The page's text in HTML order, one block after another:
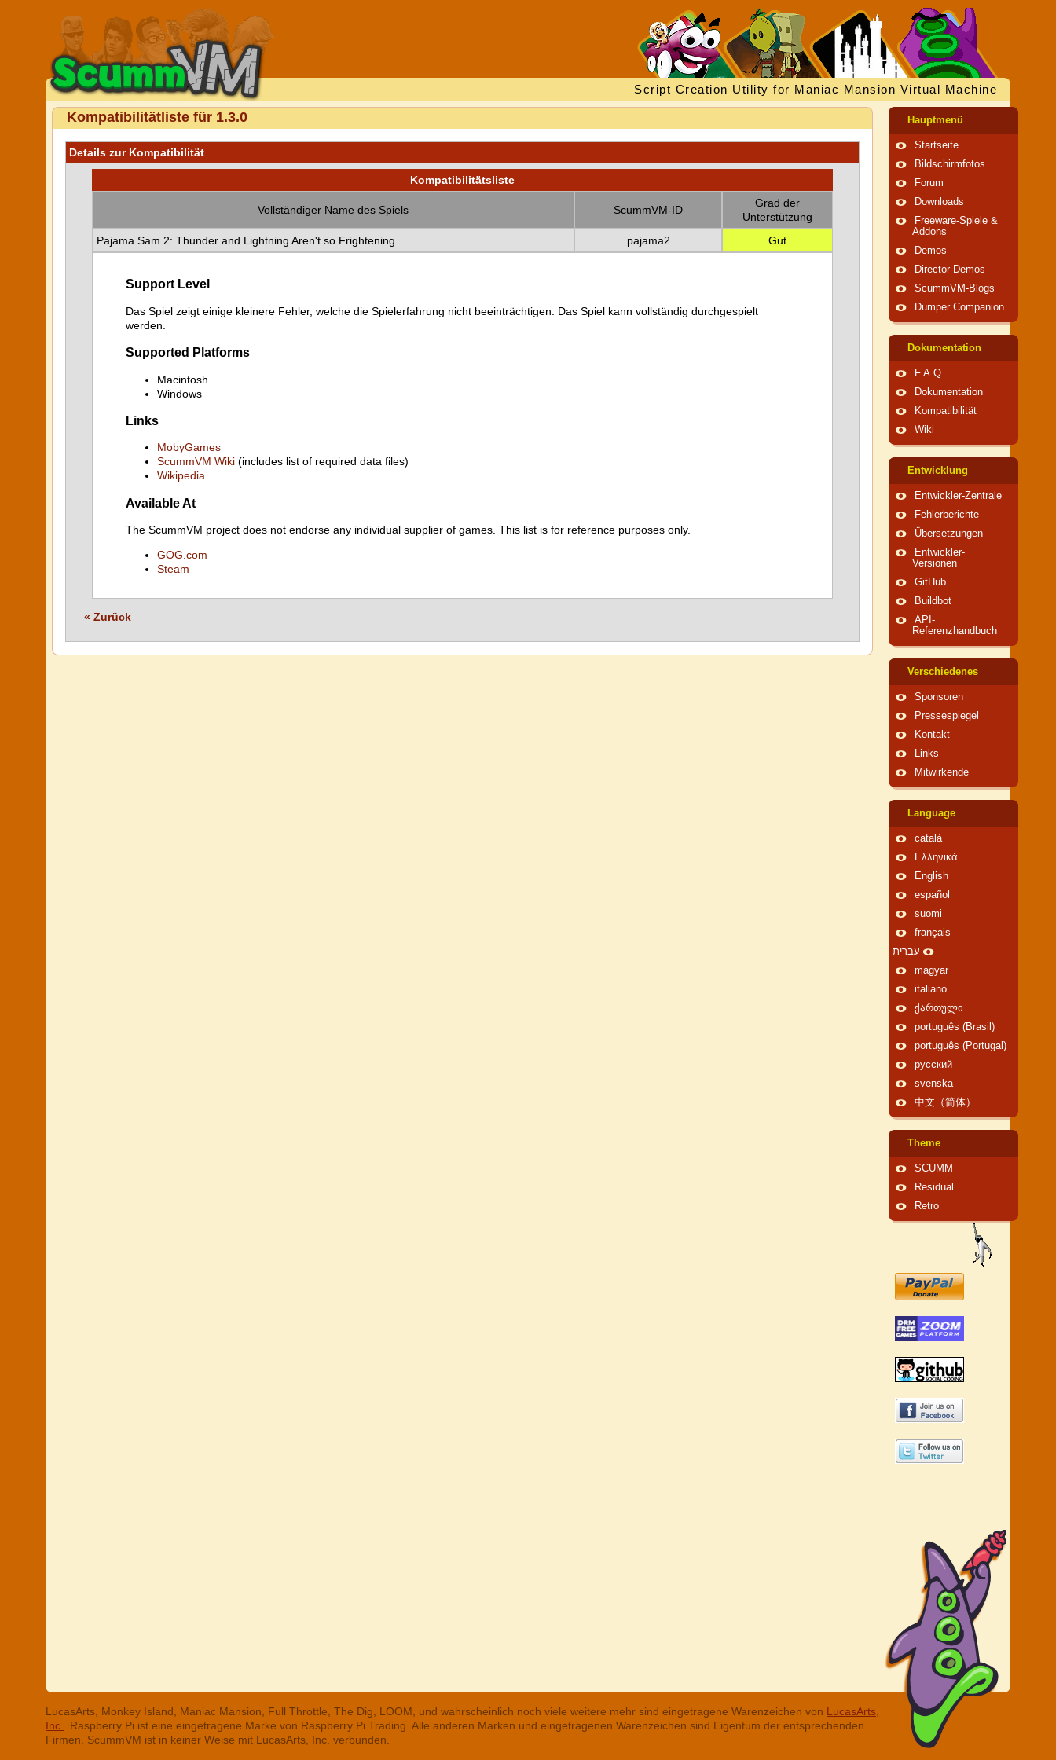
Script Creation Utility for Maniac Mansion Virtual Machine
Kompatibilitätliste für 1.3.0
Details zur Kompatibilität
Kompatibilitätsliste
Vollständiger Name des Spiels ScummVM-ID
Grad der
Unterstützung
Pajama Sam 2: Thunder and Lightning Aren't so Frightening
pajama2 Gut
Support Level
Das Spiel zeigt einige kleinere Fehler, welche die Spielerfahrung nicht beeinträchtigen. Das Spiel kann vollständig durchgespielt
werden.
Supported Platforms
Macintosh
Windows
Links
MobyGames
ScummVM Wiki (includes list of required data files)
Wikipedia
Available At
The ScummVM project does not endorse any individual supplier of games. This list is for reference purposes only.
GOG.com
Steam
« Zurück
Hauptmenü
Startseite
Bildschirmfotos
Forum
Downloads
Freeware-Spiele &
Addons
Demos
Director-Demos
ScummVM-Blogs
Dumper Companion
Dokumentation
F.A.Q.
Dokumentation
Kompatibilität
Wiki
Entwicklung
Entwickler-Zentrale
Fehlerberichte
Übersetzungen
Entwickler-
Versionen
GitHub
Buildbot
API-
Referenzhandbuch
Verschiedenes
Sponsoren
Pressespiegel
Kontakt
Links
Mitwirkende
Language
català
Ελληνικά
English
español
suomi
français
עברית
magyar
italiano
ქართული
português (Brasil)
português (Portugal)
русский
svenska
中文（简体）
Theme
SCUMM
Residual
Retro
LucasArts, Monkey Island, Maniac Mansion, Full Throttle, The Dig, LOOM, und wahrscheinlich noch viele weitere mehr sind eingetragene Warenzeichen von LucasArts,
Inc.
. Raspberry Pi ist eine eingetragene Marke von Raspberry Pi Trading. Alle anderen Marken und eingetragenen Warenzeichen sind Eigentum der entsprechenden
Firmen. ScummVM ist in keiner Weise mit LucasArts, Inc. verbunden.